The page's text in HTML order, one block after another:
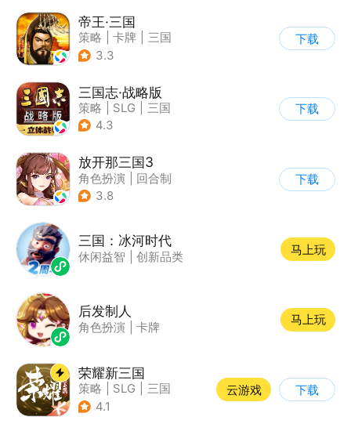
帝王·三国
策略 卡牌
三国
| 中国风
3.3
下载
三国志·战略版
策略 SLG
三国
| 三国志
4.3
下载
放开那三国3
角色扮演
回合制
| 三国
3.8
下载
三国：冰河时代
休闲益智 创新品类
马上玩
后发制人
角色扮演 卡牌
马上玩
荣耀新三国
策略 SLG
三国
| 中国风
4.1
云游戏 下载